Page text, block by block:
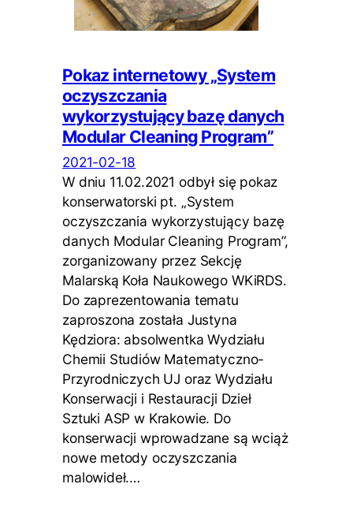
Pokaz internetowy „System
oczyszczania
wykorzystujący bazę danych
Modular Cleaning Program”
2021-02-18
W dniu 11.02.2021 odbył się pokaz
konserwatorski pt. „System
oczyszczania wykorzystujący bazę
danych Modular Cleaning Program”,
zorganizowany przez Sekcję
Malarską Koła Naukowego WKiRDS.
Do zaprezentowania tematu
zaproszona została Justyna
Kędziora: absolwentka Wydziału
Chemii Studiów Matematyczno-
Przyrodniczych UJ oraz Wydziału
Konserwacji i Restauracji Dzieł
Sztuki ASP w Krakowie. Do
konserwacji wprowadzane są wciąż
nowe metody oczyszczania
malowideł.…